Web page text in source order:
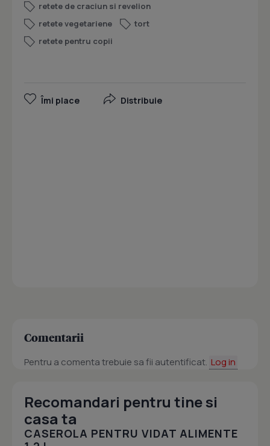
retete de craciun si revelion
retete vegetariene
tort
retete pentru copii
Îmi place Distribuie
Comentarii
Pentru a comenta trebuie sa fii autentificat. Log in
Recomandari pentru tine si
casa ta
CASEROLA PENTRU VIDAT ALIMENTE